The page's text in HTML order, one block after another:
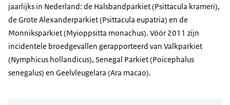
jaarlijks in Nederland: de Halsbandparkiet (Psittacula krameri),
de Grote Alexanderparkiet (Psittacula eupatria) en de
Monniksparkiet (Myioppsitta monachus). Vóór 2011 zijn
incidentele broedgevallen gerapporteerd van Valkparkiet
(Nymphicus hollandicus), Senegal Parkiet (Poicephalus
senegalus) en Geelvleugelara (Ara macao).